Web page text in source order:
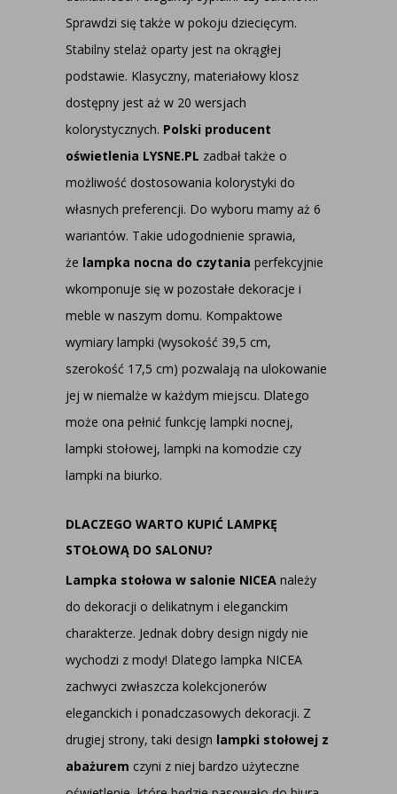
Sprawdzi się także w pokoju dziecięcym.
Stabilny stelaż oparty jest na okrągłej
podstawie. Klasyczny, materiałowy klosz
dostępny jest aż w 20 wersjach
kolorystycznych. Polski producent
oświetlenia LYSNE.PL zadbał także o
możliwość dostosowania kolorystyki do
własnych preferencji. Do wyboru mamy aż 6
wariantów. Takie udogodnienie sprawia,
że lampka nocna do czytania perfekcyjnie
wkomponuje się w pozostałe dekoracje i
meble w naszym domu. Kompaktowe
wymiary lampki (wysokość 39,5 cm,
szerokość 17,5 cm) pozwalają na ulokowanie
jej w niemalże w każdym miejscu. Dlatego
może ona pełnić funkcję lampki nocnej,
lampki stołowej, lampki na komodzie czy
lampki na biurko.
DLACZEGO WARTO KUPIĆ LAMPKĘ
STOŁOWĄ DO SALONU?
Lampka stołowa w salonie NICEA należy
do dekoracji o delikatnym i eleganckim
charakterze. Jednak dobry design nigdy nie
wychodzi z mody! Dlatego lampka NICEA
zachwyci zwłaszcza kolekcjonerów
eleganckich i ponadczasowych dekoracji. Z
drugiej strony, taki design lampki stołowej z
abażurem czyni z niej bardzo użyteczne